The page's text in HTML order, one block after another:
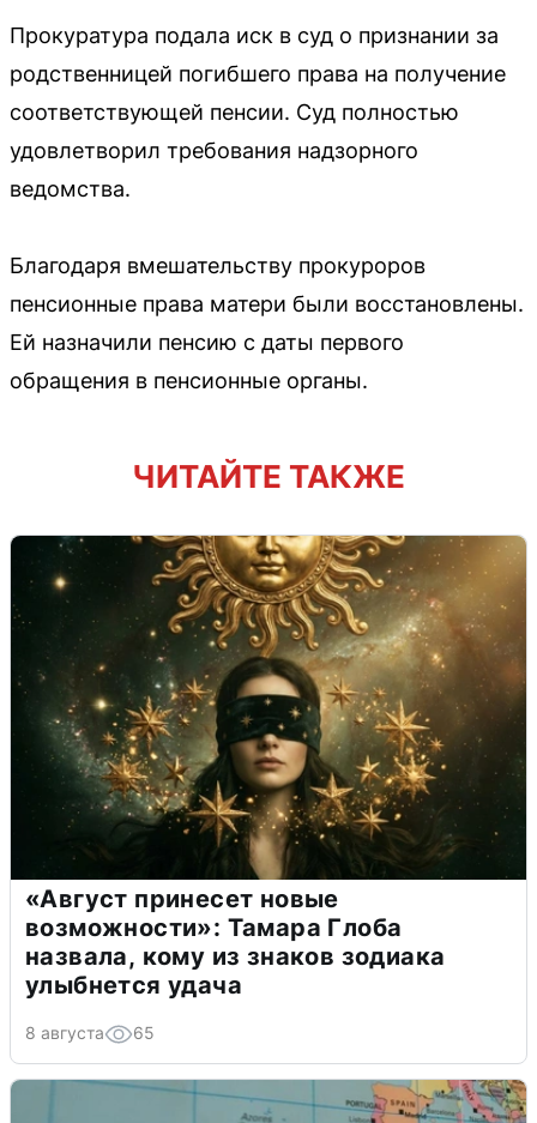
Прокуратура подала иск в суд о признании за
родственницей погибшего права на получение
соответствующей пенсии. Суд полностью
удовлетворил требования надзорного
ведомства.
Благодаря вмешательству прокуроров
пенсионные права матери были восстановлены.
Ей назначили пенсию с даты первого
обращения в пенсионные органы.
ЧИТАЙТЕ ТАКЖЕ
«Август принесет новые
возможности»: Тамара Глоба
назвала, кому из знаков зодиака
улыбнется удача
8 августа 65